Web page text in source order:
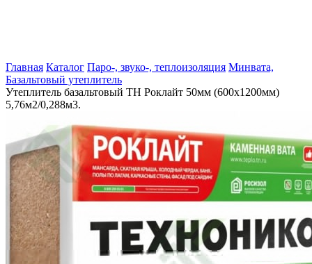
Главная Каталог Паро-, звуко-, теплоизоляция Минвата,
Базальтовый утеплитель
Утеплитель базальтовый ТН Роклайт 50мм (600х1200мм)
5,76м2/0,288м3.